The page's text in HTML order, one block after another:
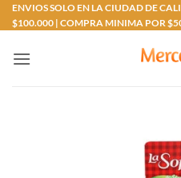
Saltar
al
ENVIOS SOLO EN LA CIUDAD DE
$100.000 | COMPRA MINIMA POR